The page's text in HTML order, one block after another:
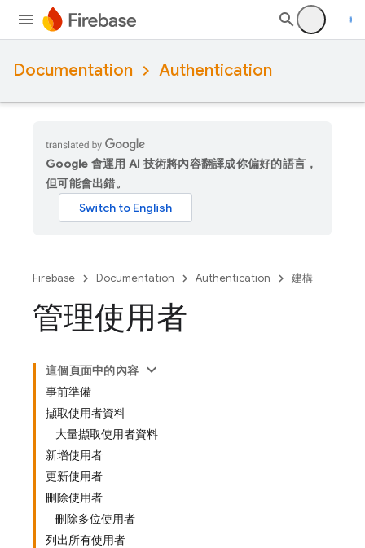
Documentation Authentication
Google 會運用 AI 技術將內容翻譯成你偏好的語言，
但可能會出錯。
Firebase Documentation Authentication 建構
管理使用者
這個頁面中的內容
事前準備
擷取使用者資料
大量擷取使用者資料
新增使用者
更新使用者
刪除使用者
刪除多位使用者
列出所有使用者